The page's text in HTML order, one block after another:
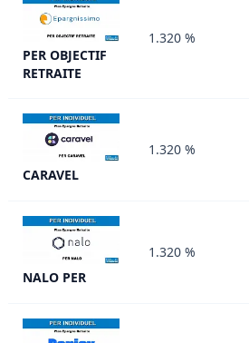
PER OBJECTIF
RETRAITE
1.320 %
CARAVEL
1.320 %
NALO PER
1.320 %